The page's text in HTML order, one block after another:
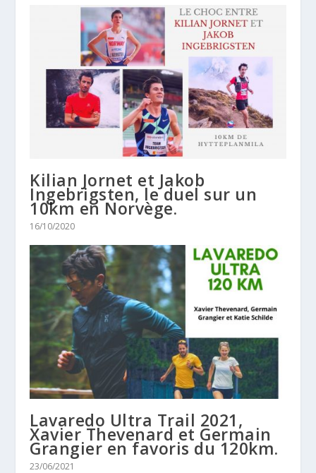
Kilian Jornet et Jakob
Ingebrigsten, le duel sur un
10km en Norvège.
16/10/2020
Lavaredo Ultra Trail 2021,
Xavier Thevenard et Germain
Grangier en favoris du 120km.
23/06/2021